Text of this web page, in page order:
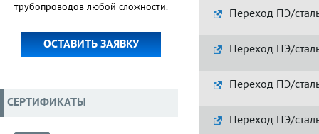
Переход ПЭ/
Переход ПЭ/
Переход ПЭ/
Переход ПЭ/
трубопроводов любой сложности.
ОСТАВИТЬ ЗАЯВКУ
СЕРТИФИКАТЫ